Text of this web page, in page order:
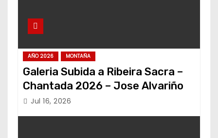
AÑO 2026 MONTAÑA
Galeria Subida a Ribeira Sacra –
Chantada 2026 – Jose Alvariño
Jul 16, 2026